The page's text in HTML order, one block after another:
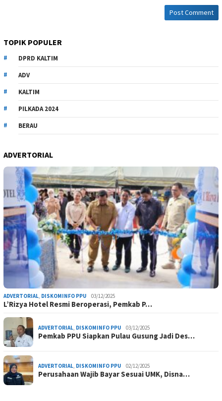
TOPIK POPULER
DPRD KALTIM
ADV
KALTIM
PILKADA 2024
BERAU
ADVERTORIAL
ADVERTORIAL, DISKOMINFO PPU 03/12/2025
L’Rizya Hotel Resmi Beroperasi, Pemkab P…
ADVERTORIAL, DISKOMINFO PPU 03/12/2025
Pemkab PPU Siapkan Pulau Gusung Jadi Des…
ADVERTORIAL, DISKOMINFO PPU 02/12/2025
Perusahaan Wajib Bayar Sesuai UMK, Disna…